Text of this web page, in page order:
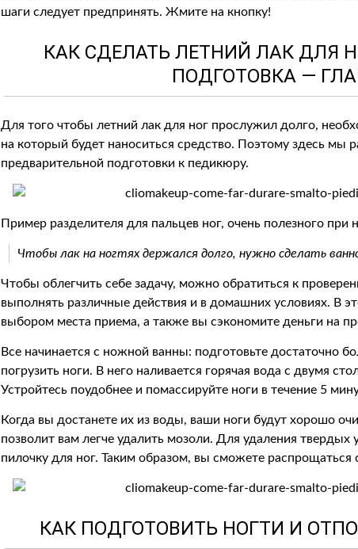
шаги следует предпринять. Жмите на кнопку!
КАК СДЕЛАТЬ ЛЕТНИЙ ЛАК ДЛЯ
ПОДГОТОВКА —
Для того чтобы летний лак для ног прослужил долго,
на который будет наноситься средство. Поэтому здесь мы
предварительной подготовки к педикюру.
Пример разделителя для пальцев ног, очень полезного при
Чтобы лак на ногтях держался долго, нужно сделать
Чтобы облегчить себе задачу, можно обратиться к
выполнять различные действия и в домашних условиях. В
выбором места приема, а также вы сэкономите деньги на
Все начинается с ножной ванны: подготовьте достаточно
погрузить ноги. В него наливается горячая вода с двумя
Устройтесь поудобнее и помассируйте ноги в течение 5
Когда вы достанете их из воды, ваши ноги будут хорошо
позволит вам легче удалить мозоли. Для удаления твердых
пилочку для ног. Таким образом, вы сможете распрощаться
КАК ПОДГОТОВИТЬ НОГТИ И